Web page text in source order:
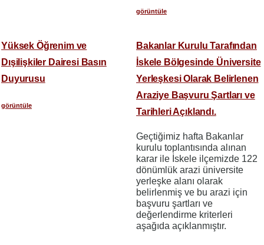
görüntüle
Yüksek Öğrenim ve
Dışilişkiler Dairesi Basın
Duyurusu
görüntüle
Bakanlar Kurulu Tarafından
İskele Bölgesinde Üniversite
Yerleşkesi Olarak Belirlenen
Araziye Başvuru Şartları ve
Tarihleri Açıklandı.
Geçtiğimiz hafta Bakanlar
kurulu toplantısında alınan
karar ile İskele ilçemizde 122
dönümlük arazi üniversite
yerleşke alanı olarak
belirlenmiş ve bu arazi için
başvuru şartları ve
değerlendirme kriterleri
aşağıda açıklanmıştır.